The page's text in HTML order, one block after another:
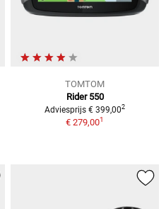
TOMTOM
Rider 550
Adviesprijs € 399,002
€ 279,001